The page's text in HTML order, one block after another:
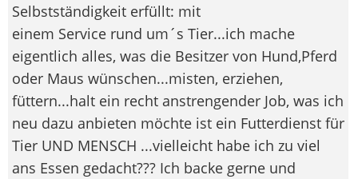
Selbstständigkeit erfüllt: mit
einem Service rund um´s Tier...ich mache
eigentlich alles, was die Besitzer von Hund,Pferd
oder Maus wünschen...misten, erziehen,
füttern...halt ein recht anstrengender Job, was ich
neu dazu anbieten möchte ist ein Futterdienst für
Tier UND MENSCH ...vielleicht habe ich zu viel
ans Essen gedacht??? Ich backe gerne und